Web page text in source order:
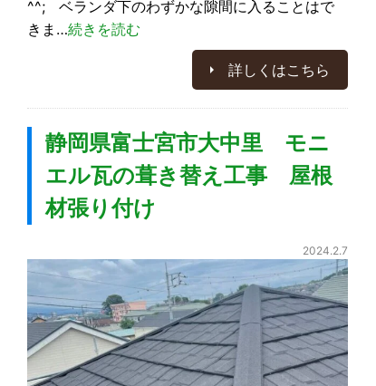
^^; ベランダ下のわずかな隙間に入ることはで
きま…続きを読む
詳しくはこちら
静岡県富士宮市大中里 モニ
エル瓦の葺き替え工事 屋根
材張り付け
2024.2.7